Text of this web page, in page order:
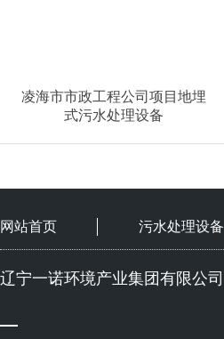
凌海市市政工程公司项目地埋
式污水处理设备
网站首页 污水处理设备
辽宁一诺环境产业集团有限公司